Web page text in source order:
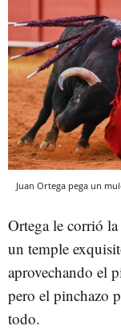
Juan Ortega pega un
Ortega le corrió
un temple
aprovechando el
pero el pinchazo
todo.